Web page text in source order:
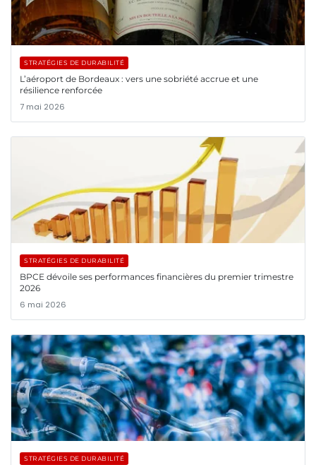
STRATÉGIES DE DURABILITÉ
L’aéroport de Bordeaux : vers une sobriété accrue et une
résilience renforcée
7 mai 2026
STRATÉGIES DE DURABILITÉ
BPCE dévoile ses performances financières du premier trimestre
2026
6 mai 2026
STRATÉGIES DE DURABILITÉ